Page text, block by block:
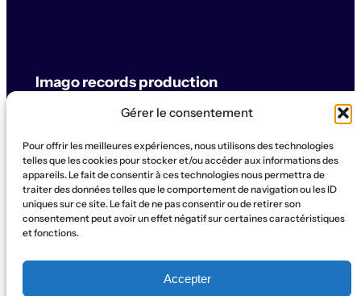
Gérer le consentement
Pour offrir les meilleures expériences, nous utilisons des technologies
telles que les cookies pour stocker et/ou accéder aux informations des
appareils. Le fait de consentir à ces technologies nous permettra de
traiter des données telles que le comportement de navigation ou les ID
uniques sur ce site. Le fait de ne pas consentir ou de retirer son
consentement peut avoir un effet négatif sur certaines caractéristiques
et fonctions.
Accepter
Imago records production
© Imago records production
SUPPORT
ArtistesConcertsLabelProductionBoutiqueLa Ruche
ContactQui sommes-nous?
SOCIAL